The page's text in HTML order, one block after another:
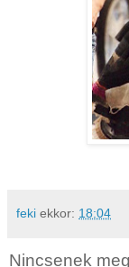
feki ekkor: 18:04
Nincsenek